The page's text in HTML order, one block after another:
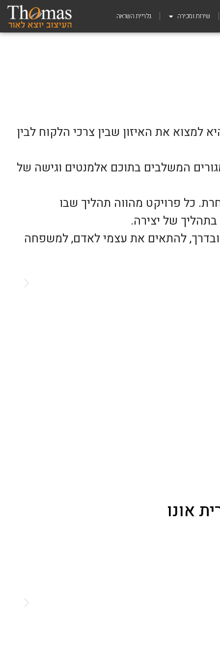
שירות ומכירה גלריית השראה
למצוא את האיזון שבין צרכי הלקוח לבין
של מעל 15 שנה בהובלת פרויקטים למגורים המשלבים בתוכם אלמנטים וגישה של
כל פרויקט מהווה תהליך שבו
של יצירה.
ובדרך, להתאים את עצמי לאדם, למשפחה
אונו